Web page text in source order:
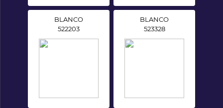
BLANCO
522203
BLANCO
523328